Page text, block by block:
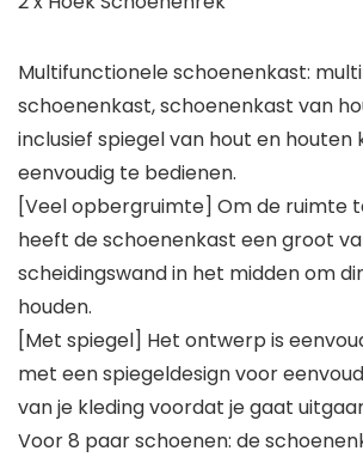
Multifunctionele schoenenkast:
schoenenkast, schoenenkast van
inclusief spiegel van hout en houten
eenvoudig te bedienen.
[Veel opbergruimte] Om de ruimte
heeft de schoenenkast een groot
scheidingswand in het midden om
houden.
[Met spiegel] Het ontwerp is
met een spiegeldesign voor
van je kleding voordat je gaat
Voor 8 paar schoenen: de